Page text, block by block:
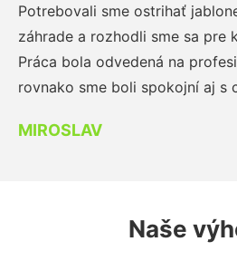
Potrebovali sme ostrihať
záhrade a rozhodli sme sa pre
Práca bola odvedená na
rovnako sme boli spokojní aj s
MIROSLAV
Naše